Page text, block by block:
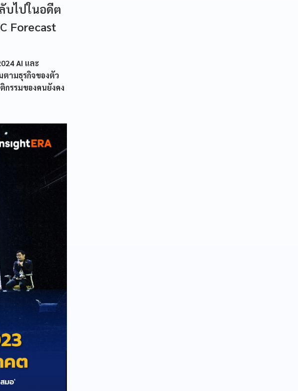
บไปในอดีต
Forecast
AI และ
ามธุรกิจของตัว
กรรมของคนยังคง